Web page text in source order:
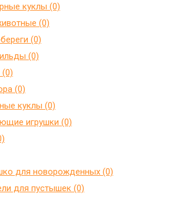
куклы (0)
(0)
(0)
(0)
(0)
(0)
куклы (0)
игрушки (0)
для новорожденных (0)
для пустышек (0)